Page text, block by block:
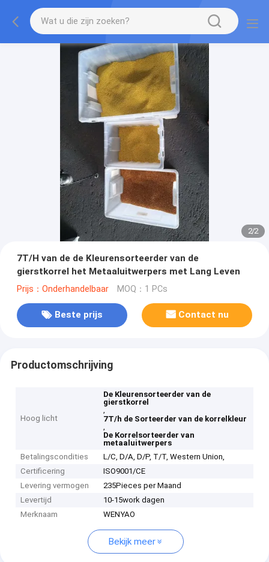
2/2
7T/H van de de Kleurensorteerder van de
gierstkorrel het Metaaluitwerpers met Lang Leven
Prijs：Onderhandelbaar MOQ：1 PCs
Beste prijs Contact nu
Productomschrijving
Hoog licht
De Kleurensorteerder van de
gierstkorrel
,
7T/h de Sorteerder van de korrelkleur
,
De Korrelsorteerder van
metaaluitwerpers
Betalingscondities
L/C, D/A, D/P, T/T, Western Union,
Certificering
ISO9001/CE
Levering vermogen
235Pieces per Maand
Levertijd
10-15work dagen
Merknaam
WENYAO
Bekijk meer